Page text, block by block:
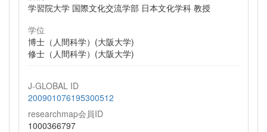
学習院大学 国際文化交流学部 日本文化学科 教授
学位
博士（人間科学）(大阪大学)
修士（人間科学）(大阪大学)
J-GLOBAL ID
200901076195300512
researchmap会員ID
1000366797